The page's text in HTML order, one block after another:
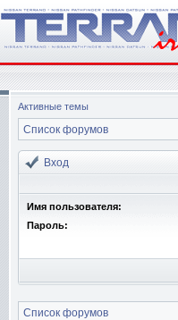
Активные темы
Список форумов
Вход
Имя пользователя:
Пароль:
Список форумов